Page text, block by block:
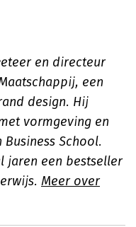
en directeur
een
design. Hij
vormgeving en
School.
jaren een bestseller
Meer over